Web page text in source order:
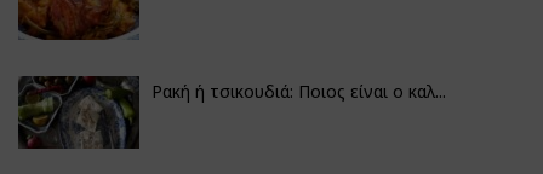
Ρακή ή τσικουδιά: Ποιος είναι ο καλ...